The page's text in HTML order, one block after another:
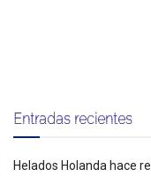
Entradas recientes
Helados Holanda hace